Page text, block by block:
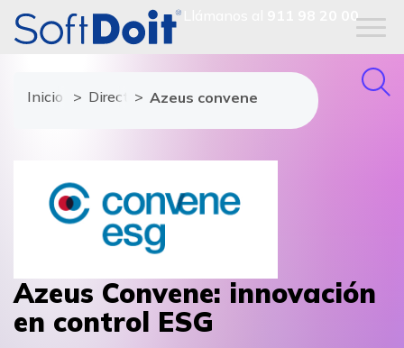
911 98 20 00
Inicio Directorio de proveedores
Azeus convene
Azeus Convene: innovación
en control ESG